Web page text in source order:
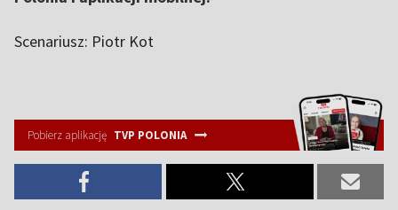
Scenariusz: Piotr Kot
Pobierz aplikację TVP POLONIA